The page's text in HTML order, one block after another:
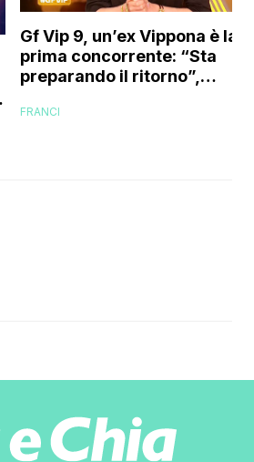
Gf Vip 9, un’ex Vippona è la
prima concorrente: “Sta
preparando il ritorno”,
FRANCI